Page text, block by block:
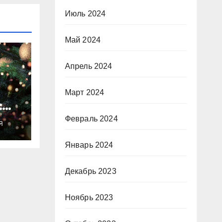
Июль 2024
Май 2024
Апрель 2024
Март 2024
Февраль 2024
Январь 2024
Декабрь 2023
Ноябрь 2023